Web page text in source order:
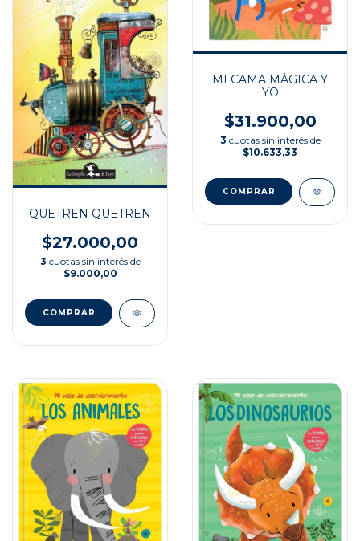
QUETREN QUETREN
$27.000,00
3 cuotas sin interés de
$9.000,00
MI CAMA MÁGICA Y
YO
$31.900,00
3 cuotas sin interés de
$10.633,33